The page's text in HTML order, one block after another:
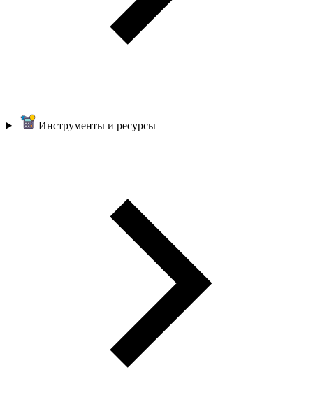
Инструменты и ресурсы